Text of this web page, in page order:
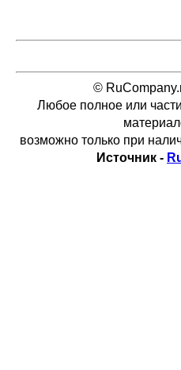
©
Любое полное или
возможно только при
Источник -